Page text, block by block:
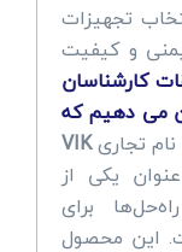
تجهیزات
و کیفیت
کارشناسان
نشان می دهیم که
نام تجاریVIK
یکی از
برای
این محصول